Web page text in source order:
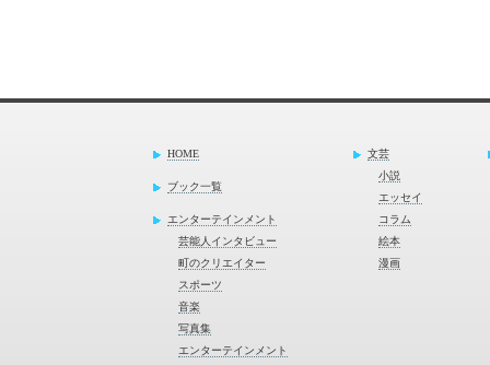
HOME
ブック一覧
エンターテインメント
芸能人インタビュー
町のクリエイター
スポーツ
音楽
写真集
エンターテインメント
文芸
小説
エッセイ
コラム
絵本
漫画